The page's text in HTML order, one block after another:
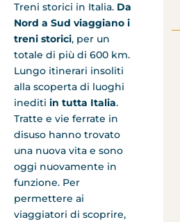
Treni storici in Italia. Da
Nord a Sud viaggiano i
treni storici, per un
totale di più di 600 km.
Lungo itinerari insoliti
alla scoperta di luoghi
inediti in tutta Italia.
Tratte e vie ferrate in
disuso hanno trovato
una nuova vita e sono
oggi nuovamente in
funzione. Per
permettere ai
viaggiatori di scoprire,